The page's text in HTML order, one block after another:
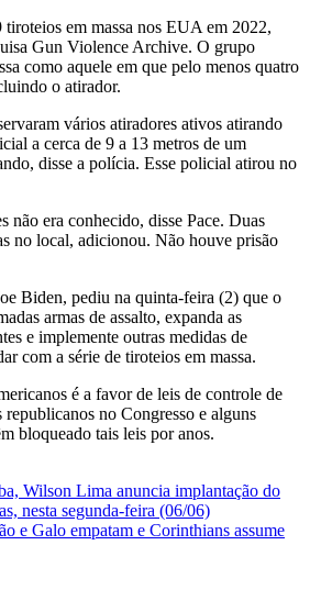
tiroteios em massa nos EUA em 2022,
Gun Violence Archive. O grupo
como aquele em que pelo menos quatro
o atirador.
vários atiradores ativos atirando
a cerca de 9 a 13 metros de um
disse a polícia. Esse policial atirou no
não era conhecido, disse Pace. Duas
no local, adicionou. Não houve prisão
Biden, pediu na quinta-feira (2) que o
armas de assalto, expanda as
e implemente outras medidas de
com a série de tiroteios em massa.
é a favor de leis de controle de
republicanos no Congresso e alguns
bloqueado tais leis por anos.
Wilson Lima anuncia implantação do
nesta segunda-feira (06/06)
e Galo empatam e Corinthians assume